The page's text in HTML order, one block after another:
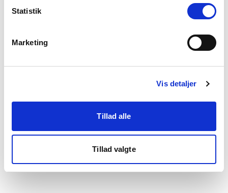
Statistik
Marketing
Vis detaljer
Tillad alle
Tillad valgte